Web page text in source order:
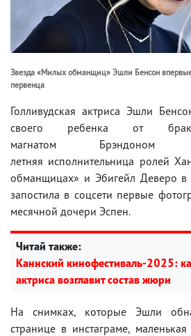
Звезда «Милых обманщиц» Эшли Бенсон
первенца
Голливудская актриса Эшли
своего ребенка от
магнатом
летняя исполнительница ролей
обманщицах» и Эбигейл Деверо
запостила в соцсети первые
месячной дочери Эспен.
Читай также:
Каннский кинофестиваль-2025:
актриса возглавит состав жюри
На снимках, которые Эшли
странице в инстаграме,